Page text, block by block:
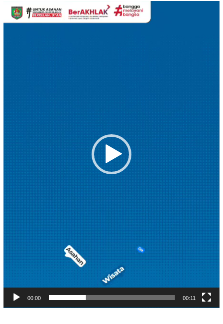
Pemutar
Video
00:00 00:11